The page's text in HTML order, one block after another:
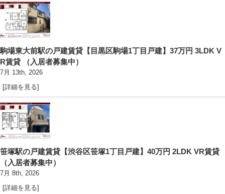
駒場東大前駅の戸建賃貸【目黒区駒場1丁目戸建】37万円 3LDK V
R賃貸 （入居者募集中）
7月 13th, 2026
[詳細を見る]
笹塚駅の戸建賃貸【渋谷区笹塚1丁目戸建】40万円 2LDK VR賃貸
（入居者募集中）
7月 8th, 2026
[詳細を見る]